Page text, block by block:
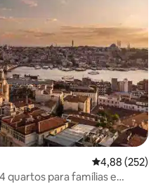
4,88 de uma
4,88 (252)
quartos para famílias e